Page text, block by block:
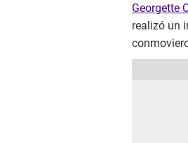
Georgette
realizó un